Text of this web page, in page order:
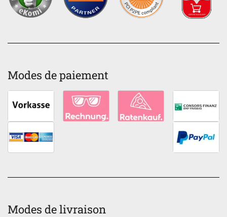
Modes de paiement
Modes de livraison